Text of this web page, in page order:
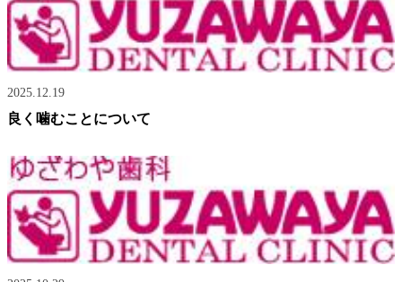
2025.12.19
良く噛むことについて